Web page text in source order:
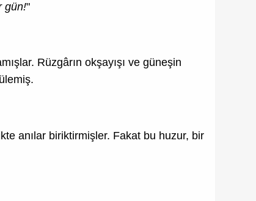
gün!"
Rüzgârın okşayışı ve güneşin
anılar biriktirmişler. Fakat bu huzur, bir